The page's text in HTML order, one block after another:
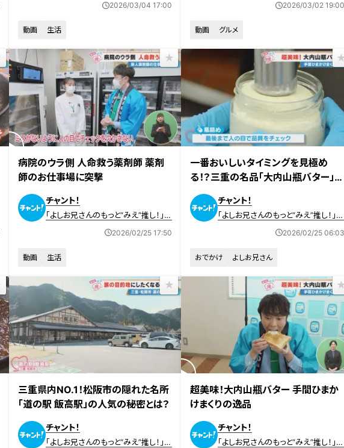
2026/03/04 17:00
動画 生活
2026/03/02 19:00
動画 グルメ
病院のウラ側 人命救う薬剤師 薬剤
師のお仕事場に突撃
チャント！
「よしお兄さんのもっと“みえ”推し！」動
2026/02/25 17:50
動画 生活
一番おいしいタイミングを見極め
る！？三重の名品「大内山瓶バター」の
製造の秘密とは？
チャント！
「よしお兄さんのもっと“みえ”推し！」記
2026/02/25 06:03
おでかけ よしお兄さん
三重県内NO.1！松阪市の隠れた名所
「道の駅 飯高駅」の人気の秘密とは？
チャント！
「よしお兄さんのもっと“みえ”推し！」記
超美味！大内山瓶バター 手間ひまか
けまくりの逸品
チャント！
「よしお兄さんのもっと“みえ”推し！」動